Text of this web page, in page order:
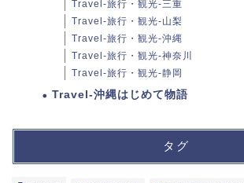
Travel-旅行・観光-三重
Travel-旅行・観光-山梨
Travel-旅行・観光-沖縄
Travel-旅行・観光-神奈川
Travel-旅行・観光-静岡
Travel-沖縄はじめて物語
タグ